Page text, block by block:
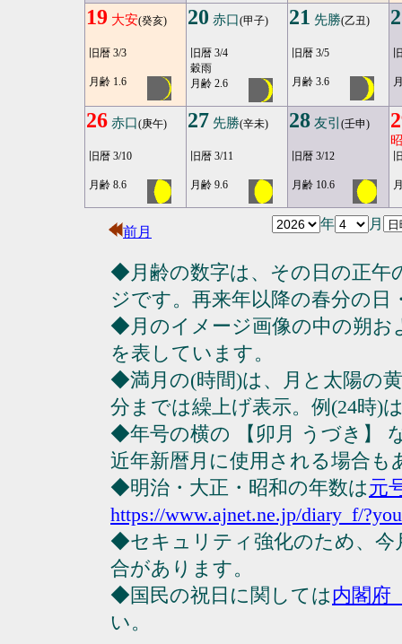
19 大安(癸亥)
旧暦 3/3
月齢 1.6
20 赤口(甲子)
旧暦 3/4
穀雨
月齢 2.6
21 先勝(乙丑)
旧暦 3/5
月齢 3.6
26 赤口(庚午)
旧暦 3/10
月齢 8.6
27 先勝(辛未)
旧暦 3/11
月齢 9.6
28 友引 (壬申)
旧暦 3/12
月齢 10.6
前月
年 月
◆月齢の数字は、その日の正午
ジです。再来年以降の春分の日
◆月のイメージ画像の中の朔
を表しています。
◆満月の(時間)は、月と太陽の
分までは繰上げ表示。例(24時)
◆年号の横の 【卯月 うづき】
近年新暦月に使用される場合も
◆明治・大正・昭和の年数は元
https://www.ajnet.ne.jp/diary_f/
◆セキュリティ強化のため、今
合があります。
◆国民の祝日に関しては内閣府
い。